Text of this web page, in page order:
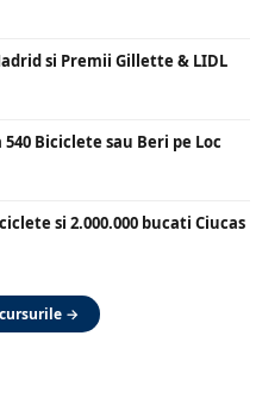
si Premii Gillette & LIDL
Biciclete sau Beri pe Loc
si 2.000.000 bucati Ciucas
→